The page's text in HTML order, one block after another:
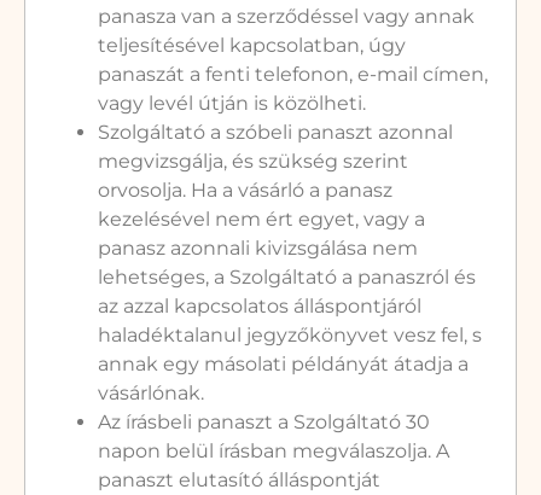
panasza van a szerződéssel vagy annak
teljesítésével kapcsolatban, úgy
panaszát a fenti telefonon, e-mail címen,
vagy levél útján is közölheti.
Szolgáltató a szóbeli panaszt azonnal
megvizsgálja, és szükség szerint
orvosolja. Ha a vásárló a panasz
kezelésével nem ért egyet, vagy a
panasz azonnali kivizsgálása nem
lehetséges, a Szolgáltató a panaszról és
az azzal kapcsolatos álláspontjáról
haladéktalanul jegyzőkönyvet vesz fel, s
annak egy másolati példányát átadja a
vásárlónak.
Az írásbeli panaszt a Szolgáltató 30
napon belül írásban megválaszolja. A
panaszt elutasító álláspontját